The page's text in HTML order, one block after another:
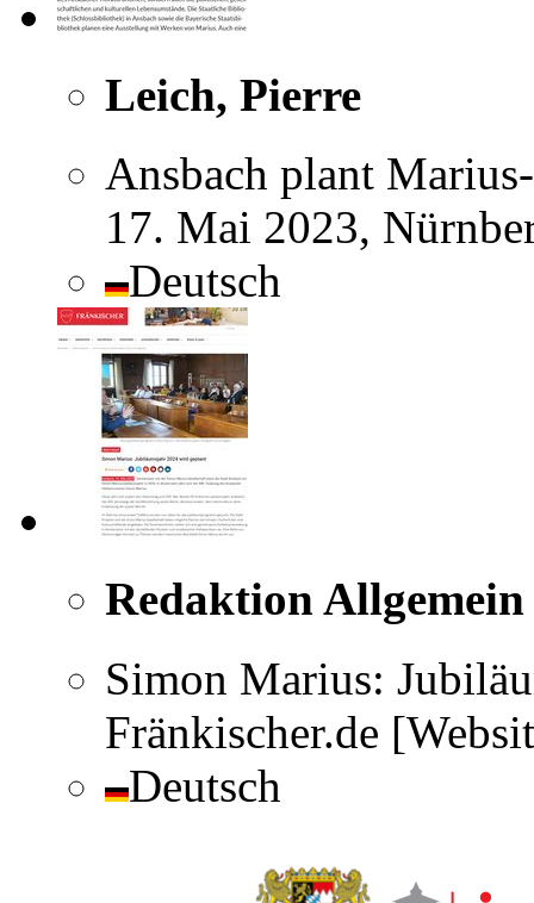
Leich, Pierre
Ansbach plant
17. Mai 2023,
Deutsch
Redaktion Allgemein
Simon Marius:
Fränkischer.de
Deutsch